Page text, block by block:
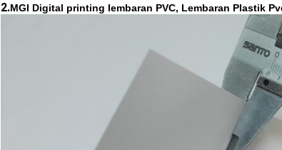
2.MGI Digital printing lembaran PVC, Lembaran Plastik